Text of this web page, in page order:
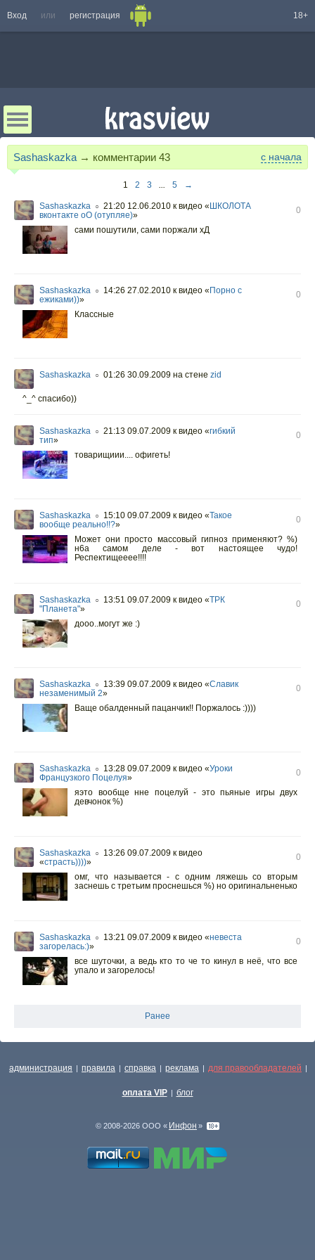
Вход или регистрация 18+
Sashaskazka → комментарии 43 с начала
1 2 3 ... 5 →
Sashaskazka ○ 21:20 12.06.2010 к видео « ШКОЛОТА
вконтакте оО (отупляе)»
0
сами пошутили, сами поржали хД
Sashaskazka ○ 14:26 27.02.2010 к видео « Порно с
ежиками))»
0
Классные
Sashaskazka ○ 01:26 30.09.2009 на стене zid
^_^ спасибо))
Sashaskazka ○ 21:13 09.07.2009 к видео «гибкий
тип»
0
товарищиии.... офигеть!
Sashaskazka ○ 15:10 09.07.2009 к видео «Такое
вообще реально!!?»
0
Может они просто массовый гипноз применяют? %)
н6а самом деле - вот настоящее чудо!
Респектищееее!!!!
Sashaskazka ○ 13:51 09.07.2009 к видео «ТРК
"Планета"»
0
дооо..могут же :)
Sashaskazka ○ 13:39 09.07.2009 к видео «Славик
незаменимый 2»
0
Ваще обалденный пацанчик!! Поржалось :))))
Sashaskazka ○ 13:28 09.07.2009 к видео «Уроки
Французкого Поцелуя»
0
яэто вообще нне поцелуй - это пьяные игры двух
девчонок %)
Sashaskazka ○ 13:26 09.07.2009 к видео
«страсть))))»
0
омг, что называется - с одним ляжешь со вторым
заснешь с третьим проснешься %) но оригинальненько
Sashaskazka ○ 13:21 09.07.2009 к видео «невеста
загорелась:)»
0
все шуточки, а ведь кто то че то кинул в неё, что все
упало и загорелось!
Ранее
администрация | правила | справка | реклама | для правообладателей |
оплата VIP | блог
© 2008-2026 ООО « Инфон »